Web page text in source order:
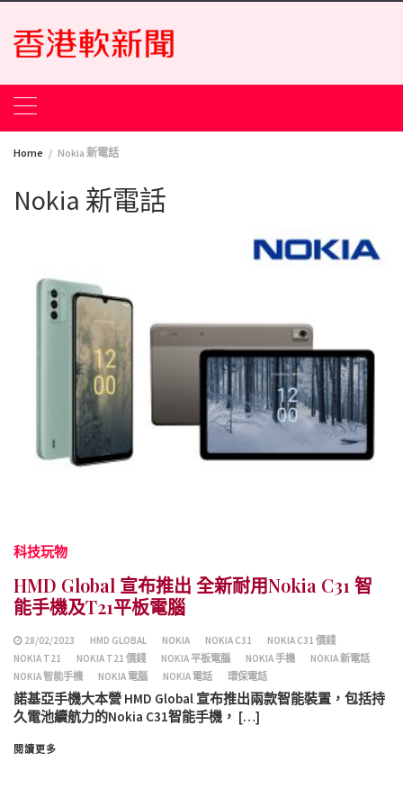
Skip
content
Home Nokia 新電話
Nokia 新電話
科技玩物
HMD Global 宣布推出 全新耐用Nokia C31 智
能手機及T21平板電腦
28/02/2023 HMD GLOBAL NOKIA NOKIA C31
NOKIA C31 價錢
NOKIA T21
NOKIA T21 價錢 NOKIA 平板電腦 NOKIA 手機
NOKIA 新電話
NOKIA 智能手機
NOKIA 電腦 NOKIA 電話 環保電話
諾基亞手機大本營 HMD Global 宣布推出兩款智能裝置，包括持
久電池續航力的Nokia C31智能手機， […]
閱讀更多